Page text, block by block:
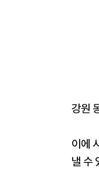
강원
이에
낼 수